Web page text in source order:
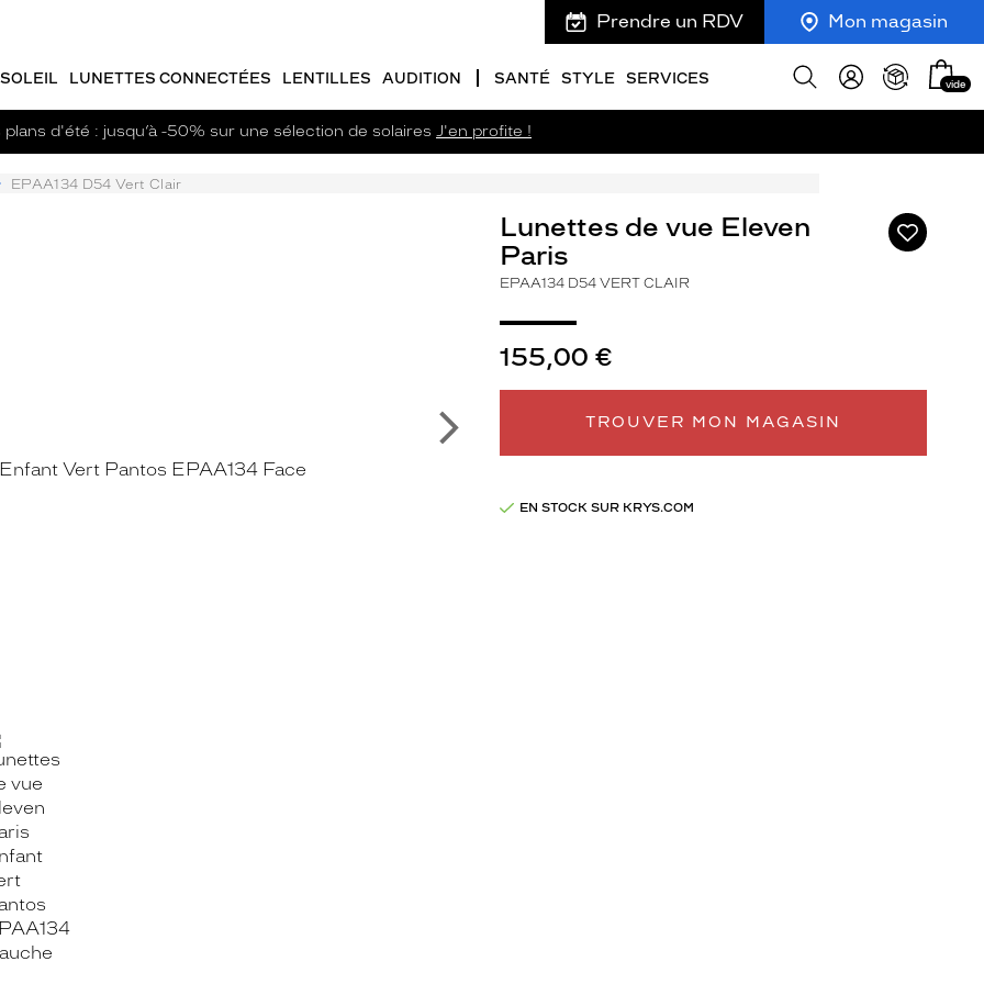
Prendre un RDV Mon magasin
LUNETTES CONNECTÉES LENTILLES AUDITION SANTÉ STYLE SERVICES
Afficher
Mon
panier
vide
plans d'été : jusqu’à -50% sur une sélection de solaires J'en profite !
EPAA134 D54 Vert Clair
Ajouter
à
Suivant
Lunettes de vue Eleven
Paris
EPAA134 D54 VERT CLAIR
155,00 €
TROUVER MON MAGASIN
EN STOCK SUR KRYS.COM